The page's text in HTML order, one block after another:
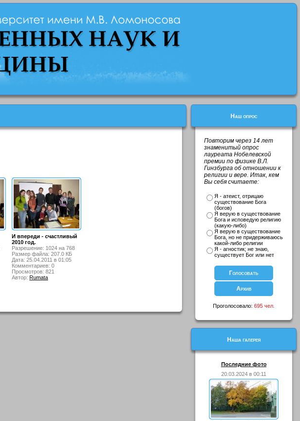
И впереди - счастливый
2010 год.
Разрешение: 1024 на 768
Размер файла: 207.0 КБ
Дата: 25.04.2011 в 01:05
Комментариев: 0
Просмотров: 821
Автор: Rumata
Наш опрос
Повторим через 14 лет
знаменитый опрос
лауреата Нобелевской
премии по физике В.Л.
Гинзбурга об отношении к
религии и вере. Итак, кем
Вы себя считаете:
Я - атеист, отрицаю
существование Бога
(богов)
Я верую в существование
Бога и исповедую религию
(какую-либо)
Я верую в существование
Бога, но не придерживаюсь
какой-либо религии
Я - агностик; не знаю,
существует Бог или нет
Проголосовало: 695 чел.
Наша галерея
Последние фото
20.03.2024 в 00:11